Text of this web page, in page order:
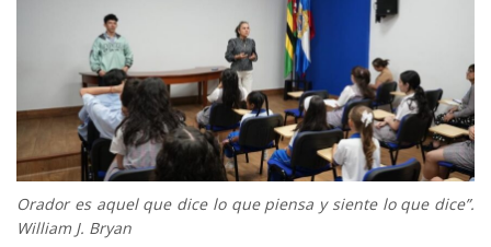
Orador es aquel que dice lo que piensa y siente lo que dice”.
William J. Bryan